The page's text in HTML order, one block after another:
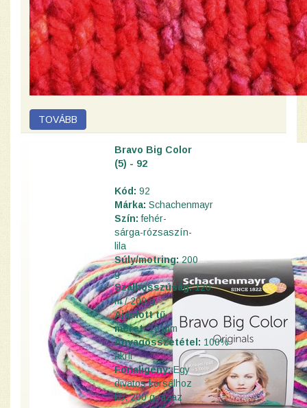
Bravo Big Color
(5) - 92
Kód: 92
Márka: Schachenmayr
Szín: fehér-
sárga-rózsaszín-
lila
Súly/motring:200
g
Szálhosszúság:120
m / 200 g
Ajánlott tű
méret:10 mm
Anyagösszetétel: 100%
akril
Fonaligény:Egy
divatos körsálhoz
kb. 200 g, azaz